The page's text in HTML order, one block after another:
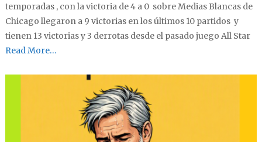
temporadas , con la victoria de 4 a 0 sobre Medias Blancas de
Chicago llegaron a 9 victorias en los últimos 10 partidos y
tienen 13 victorias y 3 derrotas desde el pasado juego All Star
Read More…